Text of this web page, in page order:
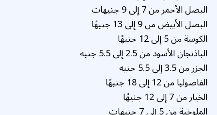
البصل الأحمر من 7 إلى 9 جنيهات
البصل الأبيض من 9 إلى 13 جنيهًا
الكوسة من 5 إلى 12 جنيهًا
الباذنجان الأسود من 2.5 إلى 5.5 جنيه
الجزر من 3.5 إلى 5.5 جنيه
الفاصوليا من 12 إلى 18 جنيهًا
الخيار من 7 إلى 12 جنيهًا